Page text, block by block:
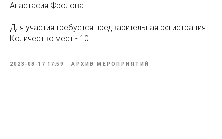
Анастасия Фролова.
Для участия требуется предварительная регистрация.
Количество мест - 10.
2023-08-17 17:59 АРХИВ МЕРОПРИЯТИЙ